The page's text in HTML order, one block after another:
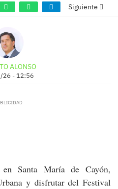
Siguiente
ALONSO
26 - 12:56
Santa María de Cayón,
y disfrutar del Festival